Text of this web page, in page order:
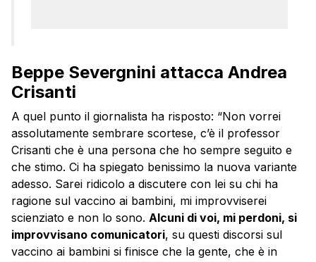
Beppe Severgnini attacca Andrea
Crisanti
A quel punto il giornalista ha risposto: “Non vorrei
assolutamente sembrare scortese, c’è il professor
Crisanti che è una persona che ho sempre seguito e
che stimo. Ci ha spiegato benissimo la nuova variante
adesso. Sarei ridicolo a discutere con lei su chi ha
ragione sul vaccino ai bambini, mi improvviserei
scienziato e non lo sono. Alcuni di voi, mi perdoni, si
improvvisano comunicatori, su questi discorsi sul
vaccino ai bambini si finisce che la gente, che è in